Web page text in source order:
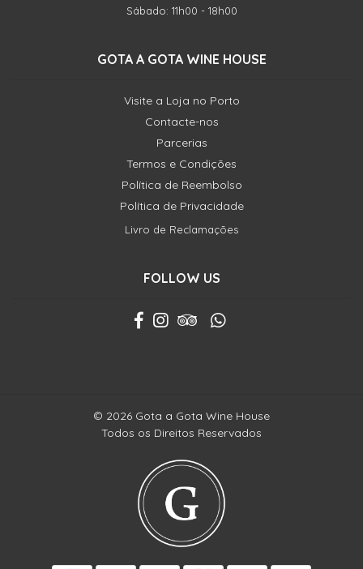
Sábado: 11h00 - 18h00
GOTA A GOTA WINE HOUSE
Visite a Loja no Porto
Contacte-nos
Parcerias
Termos e Condições
Política de Reembolso
Política de Privacidade
Livro de Reclamações
FOLLOW US
© 2026 Gota a Gota Wine House
Todos os Direitos Reservados